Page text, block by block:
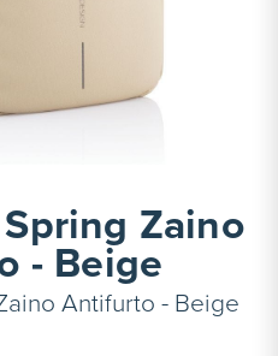
Zaino
- Beige
Antifurto - Beige